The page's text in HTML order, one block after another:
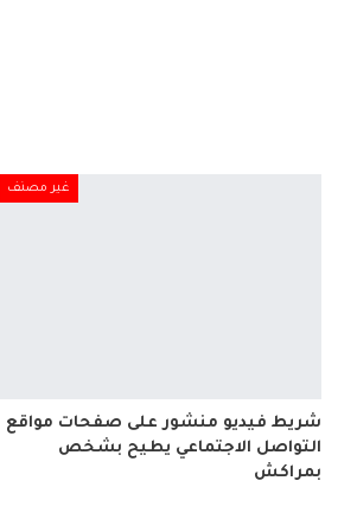
غير مصنف
شريط فيديو منشور على صفحات مواقع
التواصل الاجتماعي يطيح بشخص
بمراكش